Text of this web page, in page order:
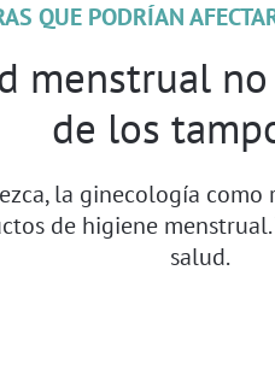
QUE PODRÍAN
menstrual
de los
la ginecología como
de higiene
salud.